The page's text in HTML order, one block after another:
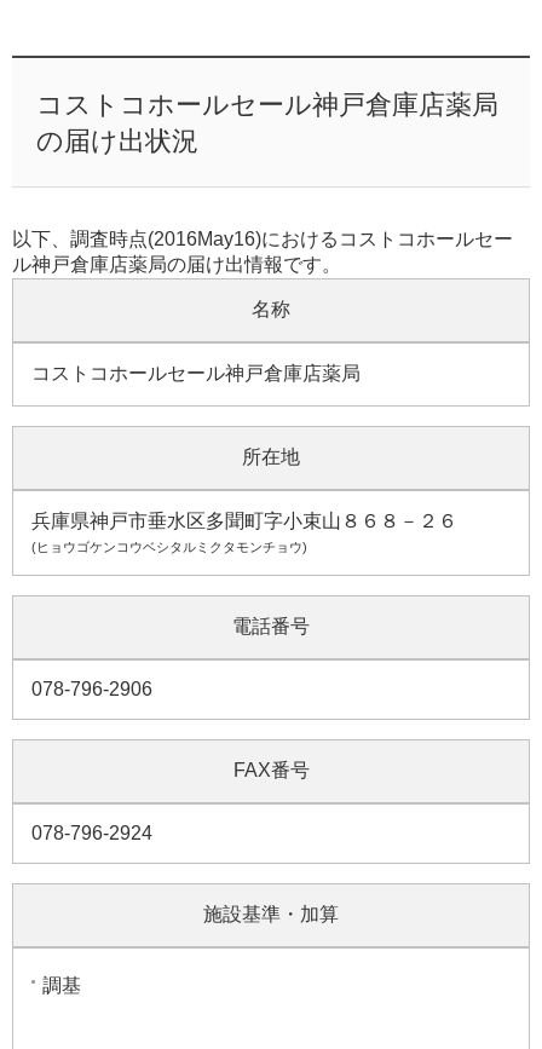
コストコホールセール神戸倉庫店薬局
の届け出状況
以下、調査時点(2016May16)におけるコストコホールセー
ル神戸倉庫店薬局の届け出情報です。
名称
コストコホールセール神戸倉庫店薬局
所在地
兵庫県神戸市垂水区多聞町字小束山８６８－２６
(ヒョウゴケンコウベシタルミクタモンチョウ)
電話番号
078-796-2906
FAX番号
078-796-2924
施設基準・加算
調基